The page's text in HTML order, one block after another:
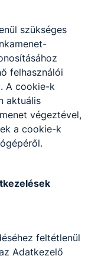
szükséges
felhasználói
A cookie-k
aktuális
végeztével,
a cookie-k
feltétlenül
Adatkezelő